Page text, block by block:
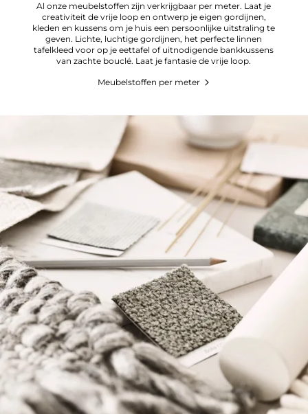
Al onze meubelstoffen zijn verkrijgbaar per meter. Laat je
creativiteit de vrije loop en ontwerp je eigen gordijnen,
kleden en kussens om je huis een persoonlijke uitstraling te
geven. Lichte, luchtige gordijnen, het perfecte linnen
tafelkleed voor op je eettafel of uitnodigende bankkussens
van zachte bouclé. Laat je fantasie de vrije loop.
Meubelstoffen per meter